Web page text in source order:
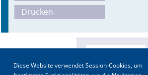
Mediadaten
Autoren-Service
Drucken
Diese Website verwendet Session-Cookies, um